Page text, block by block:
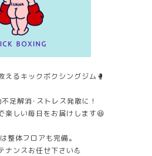
えるキックボクシングジム🥊
足解消･ストレス発散に！
楽しい毎日をお届けします😆
整体フロアも完備。
ナンスお任せ下さい💪